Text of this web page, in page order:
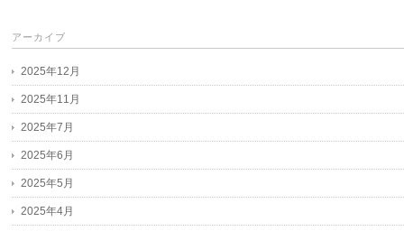
アーカイブ
2025年12月
2025年11月
2025年7月
2025年6月
2025年5月
2025年4月